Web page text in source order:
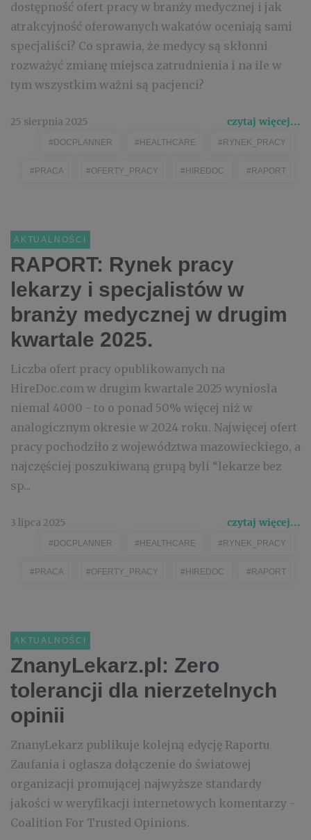
dostępność ofert pracy w branży medycznej i jak
atrakcyjność oferowanych wakatów oceniają sami
specjaliści? Co sprawia, że medycy są skłonni
rozważyć zmianę miejsca zatrudnienia i na ile w
tym wszystkim ważni są pacjenci?
25 sierpnia 2025 czytaj więcej...
#DOCPLANNER #HEALTHCARE #RYNEK_PRACY
#PRACA #OFERTY_PRACY #HIREDOC #RAPORT
AKTUALNOŚCI
RAPORT: Rynek pracy
lekarzy i specjalistów w
branży medycznej w drugim
kwartale 2025.
Liczba ofert pracy opublikowanych na
HireDoc.com w drugim kwartale 2025 wyniosła
niemal 4000 - to o ponad 50% więcej niż w
analogicznym okresie w 2024 roku. Najwięcej ofert
pracy pochodziło z województwa mazowieckiego, a
najczęściej poszukiwaną grupą byli “lekarze bez
sp...
3 lipca 2025 czytaj więcej...
#DOCPLANNER #HEALTHCARE #RYNEK_PRACY
#PRACA #OFERTY_PRACY #HIREDOC #RAPORT
AKTUALNOŚCI
ZnanyLekarz.pl: Zero
tolerancji dla nierzetelnych
opinii
ZnanyLekarz publikuje kolejną edycję Raportu
Zaufania i ogłasza dołączenie do światowej
organizacji promującej najwyższe standardy
jakości w weryfikacji internetowych komentarzy -
Coalition For Trusted Opinions.